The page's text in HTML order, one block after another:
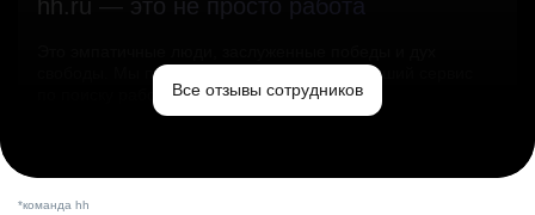
hh.ru — это не просто работа
свободы. Мы помогаем миру и создаём лучший сервис
по поиску работы в стране.Все отзывы сотрудников
*команда hh